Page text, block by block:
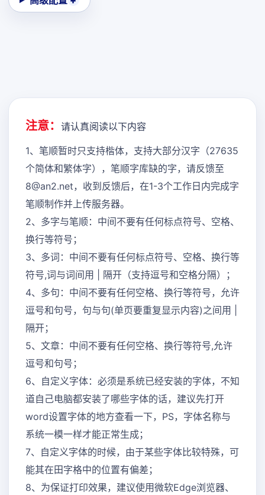
注意： 请认真阅读以下内容
1、笔顺暂时只支持楷体，支持大部分汉字（27635
个简体和繁体字），笔顺字库缺的字，请反馈至
8@an2.net，收到反馈后，在1-3个工作日内完成字
笔顺制作并上传服务器。
2、多字与笔顺：中间不要有任何标点符号、空格、
换行等符号；
3、多词：中间不要有任何标点符号、空格、换行等
符号,词与词间用 | 隔开（支持逗号和空格分隔）；
4、多句：中间不要有任何空格、换行等符号，允许
逗号和句号，句与句(单页要重复显示内容)之间用 |
隔开；
5、文章：中间不要有任何空格、换行等符号,允许
逗号和句号；
6、自定义字体：必须是系统已经安装的字体，不知
道自己电脑都安装了哪些字体的话，建议先打开
word设置字体的地方查看一下，PS，字体名称与
系统一模一样才能正常生成；
7、自定义字体的时候，由于某些字体比较特殊，可
能其在田字格中的位置有偏差；
8、为保证打印效果，建议使用微软Edge浏览器、